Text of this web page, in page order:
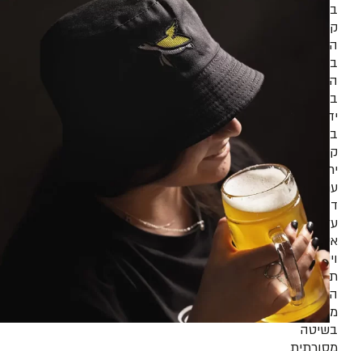
בירה
קראפט
היא
בירה
המיוצרת
בעבודת
יד
בכמויות
קטנות
יחסית,
עם
דגש
על
איכות
וייחודיות.
תהליך
הייצור
מתבצע
בשיטה